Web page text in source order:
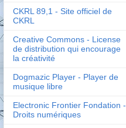
CKRL 89,1 - Site officiel de
CKRL
Creative Commons - License
de distribution qui encourage
la créativité
Dogmazic Player - Player de
musique libre
Electronic Frontier Fondation -
Droits numériques